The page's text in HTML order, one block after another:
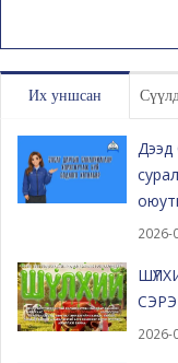
Их уншсан
Дээд
2026-
2026-